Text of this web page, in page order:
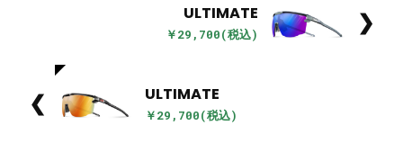
ULTIMATE
￥29,700(税込) ❯
❮ ULTIMATE
￥29,700(税込)